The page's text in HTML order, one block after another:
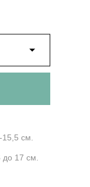
см.
17 см.